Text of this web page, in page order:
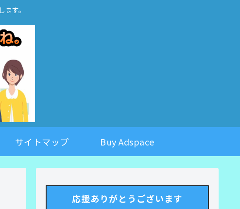
す。
サイトマップ Buy Adspace
応援ありがとうございます